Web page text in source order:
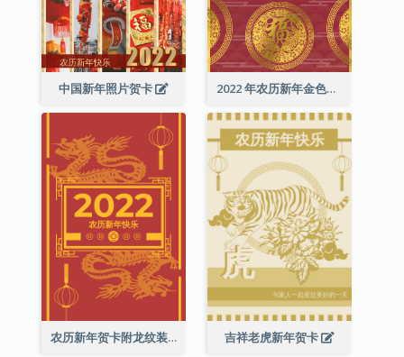
中国新年照片贺卡 2022 年农历新年金色贺卡
农历新年贺卡附龙纹装饰 吉祥老虎新年贺卡